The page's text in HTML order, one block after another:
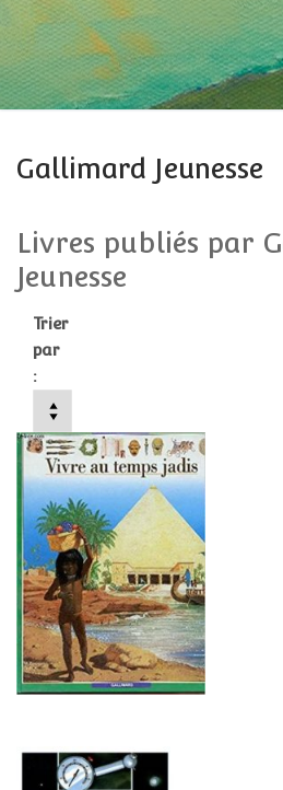
Gallimard Jeunesse
Livres publiés par
Jeunesse
Trier
par
: